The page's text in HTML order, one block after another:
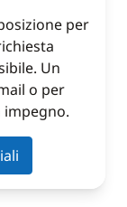
per
Un
o per
impegno.